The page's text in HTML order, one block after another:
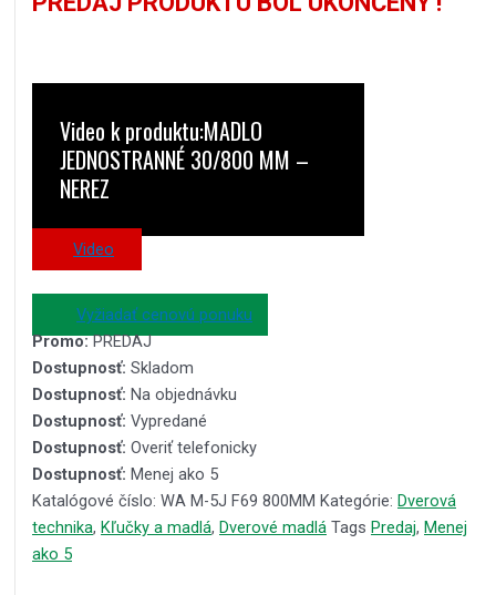
Video k produktu:MADLO
JEDNOSTRANNÉ 30/800 MM –
NEREZ
Video
Vyžiadať cenovú ponuku
Promo:PREDAJ
Dostupnosť: Skladom
Dostupnosť: Na objednávku
Dostupnosť: Vypredané
Dostupnosť: Overiť telefonicky
Dostupnosť: Menej ako 5
Katalógové číslo: WA M-5J F69 800MM Kategórie: Dverová
technika, Kľučky a madlá, Dverové madlá Tags Predaj, Menej
ako 5